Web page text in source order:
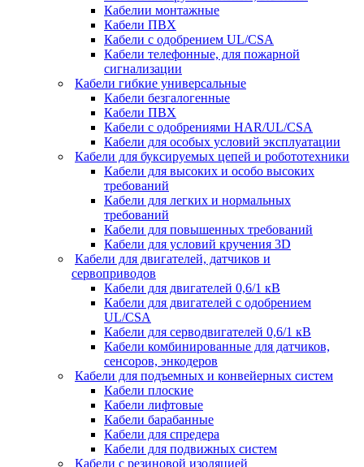
Кабелии монтажные
Кабели ПВХ
Кабели с одобрением UL/CSA
Кабели телефонные, для пожарной
сигнализации
Кабели гибкие универсальные
Кабели безгалогенные
Кабели ПВХ
Кабели с одобрениями HAR/UL/CSA
Кабели для особых условий эксплуатации
Кабели для буксируемых цепей и робототехники
Кабели для высоких и особо высоких
требований
Кабели для легких и нормальных
требований
Кабели для повышенных требований
Кабели для условий кручения 3D
Кабели для двигателей, датчиков и
сервоприводов
Кабели для двигателей 0,6/1 кВ
Кабели для двигателей с одобрением
UL/CSA
Кабели для серводвигателей 0,6/1 кВ
Кабели комбинированные для датчиков,
cенсоров, энкодеров
Кабели для подъемных и конвейерных систем
Кабели плоские
Кабели лифтовые
Кабели барабанные
Кабели для спредера
Кабели для подвижных систем
Кабели с резиновой изоляцией